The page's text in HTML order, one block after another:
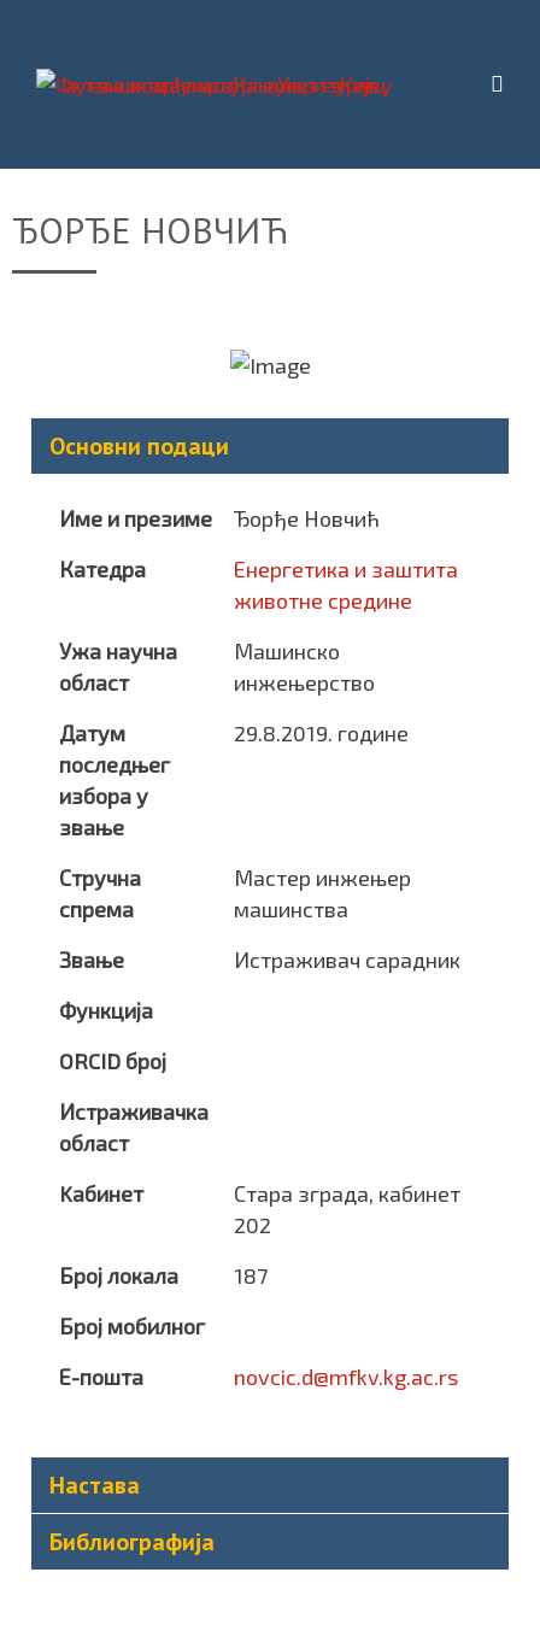
ЂОРЂЕ НОВЧИЋ
Основни подаци
Име и презиме
Ђорђе Новчић
Катедра
Енергетика и заштита
животне средине
Ужа научна
област
Машинско
инжењерство
Датум
последњег
избора у
звање
29.8.2019. године
Стручна
спрема
Мастер инжењер
машинства
Звање
Истраживач сарадник
Функција
ORCID број
Истраживачка
област
Kабинет
Стара зграда, кабинет
202
Број локала
187
Број мобилног
Е-пошта
novcic.d@mfkv.kg.ac.rs
Настава
Библиографија